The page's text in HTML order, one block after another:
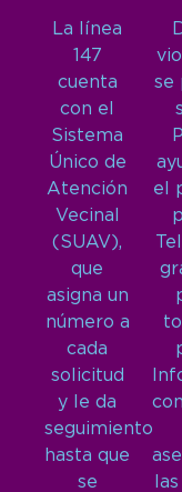
La línea
147
cuenta
con el
Sistema
Único de
Atención
Vecinal
(SUAV),
que
asigna un
número a
cada
solicitud
y le da
seguimiento
hasta que
se
se
el